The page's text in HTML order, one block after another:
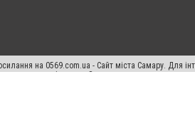
на 0569.com.ua - Сайт міста Самару. Для
прав переслідується Законом.